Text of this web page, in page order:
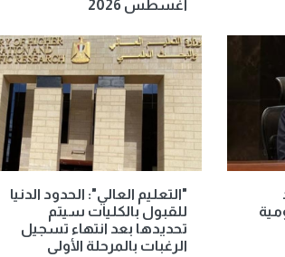
أغسطس 2026
"التعليم العالي": الحدود الدنيا
للقبول بالكليات سيتم
تحديدها بعد انتهاء تسجيل
الرغبات بالمرحلة الأولى